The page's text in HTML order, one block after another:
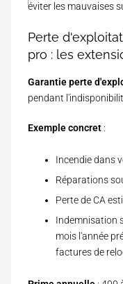
t
n
u
l
éviter les mauvaises
Perte
pro : les
Garantie perte
pendant
Exemple concret :
Incendie dans
Réparations
Perte de CA
Indemnisation
mois l'année
factures de